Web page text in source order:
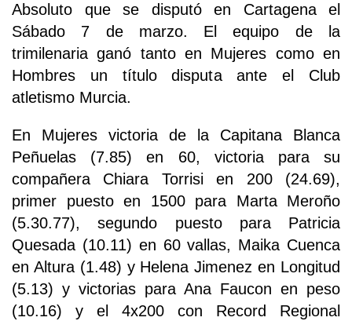
Absoluto que se disputó en Cartagena el
Sábado 7 de marzo. El equipo de la
trimilenaria ganó tanto en Mujeres como en
Hombres un título disputa ante el Club
atletismo Murcia.
En Mujeres victoria de la Capitana Blanca
Peñuelas (7.85) en 60, victoria para su
compañera Chiara Torrisi en 200 (24.69),
primer puesto en 1500 para Marta Meroño
(5.30.77), segundo puesto para Patricia
Quesada (10.11) en 60 vallas, Maika Cuenca
en Altura (1.48) y Helena Jimenez en Longitud
(5.13) y victorias para Ana Faucon en peso
(10.16) y el 4x200 con Record Regional